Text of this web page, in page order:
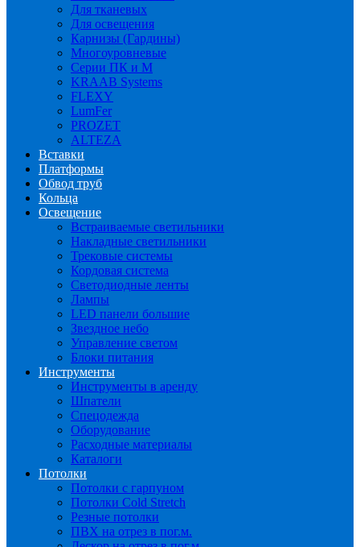
Для тканевых
Для освещения
Карнизы (Гардины)
Многоуровневые
Серии ПК и М
KRAAB Systems
FLEXY
LumFer
PROZET
ALTEZA
Вставки
Платформы
Обвод труб
Кольца
Освещение
Встраиваемые светильники
Накладные светильники
Трековые системы
Кордовая система
Светодиодные ленты
Лампы
LED панели большие
Звездное небо
Управление светом
Блоки питания
Инструменты
Инструменты в аренду
Шпатели
Спецодежда
Оборудование
Расходные материалы
Каталоги
Потолки
Потолки с гарпуном
Потолки Cold Stretch
Резные потолки
ПВХ на отрез в пог.м.